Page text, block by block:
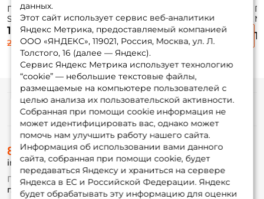
Плетёный шнур
Sufix Feeder Braid
Gore 100м. 0.08мм.
OLIVE GREEN
1 585 ₽
2 110 ₽
Major Craft Dangan
Braid X4 0.10мм.
PE-0.6 4,8кг. 200м.
GREEN
1 450 ₽
Major Craft Dangan
Braid X4 0.13мм. PE-
1 7,4кг. 200м.
GREEN
1 450 ₽ 1
данных.
Этот сайт использует сервис веб-аналитики
Яндекс Метрика, предоставляемый компанией
ООО «ЯНДЕКС», 119021, Россия, Москва, ул. Л.
Толстого, 16 (далее — Яндекс).
Сервис Яндекс Метрика использует технологию
“cookie” — небольшие текстовые файлы,
размещаемые на компьютере пользователей с
целью анализа их пользовательской активности.
Собранная при помощи cookie информация не
может идентифицировать вас, однако может
помочь нам улучшить работу нашего сайта.
Информация об использовании вами данного
сайта, собранная при помощи cookie, будет
передаваться Яндексу и храниться на сервере
Яндекса в ЕС и Российской Федерации. Яндекс
будет обрабатывать эту информацию для оценки
Информация
О магазине
Доставка
Оплата
Fox-bonus
Гуру
8 (495) 532-77-88
info@foxfishing.ru
По вопросам с заказом
г. Москва, ул. Плеханова д.7